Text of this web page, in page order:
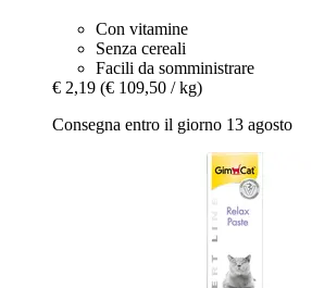
Con vitamine
Senza cereali
Facili da somministrare
€ 2,19 (€ 109,50 / kg)
Consegna entro il giorno 13 agosto